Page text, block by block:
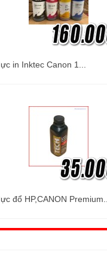
in Inktec Canon 1...
đổ HP,CANON Premium...